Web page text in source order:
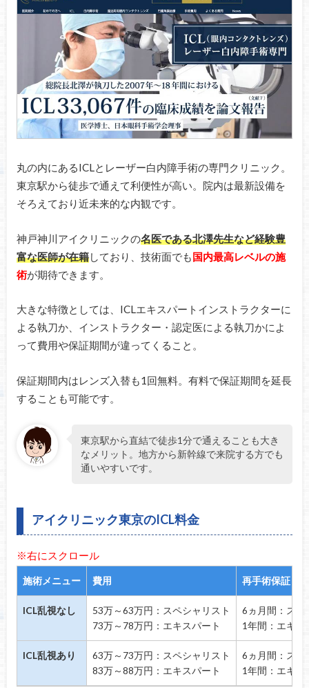
丸の内にあるICLとレーザー白内障手術の専門クリニック。
東京駅から徒歩で通えて利便性が高い。院内は最新設備を
そろえており近未来的な内観です。
神戸神川アイクリニックの名医である北澤先生など経験豊
富な医師が在籍しており、技術面でも国内最高レベルの施
術が期待できます。
大きな特徴としては、ICLエキスパートインストラクターに
よる執刀か、インストラクター・認定医による執刀かによ
って費用や保証期間が違ってくること。
保証期間内はレンズ入替も1回無料。有料で保証期間を延長
することも可能です。
東京駅から直結で徒歩1分で通えることも大き
なメリット。地方から新幹線で来院する方でも
通いやすいです。
アイクリニック東京のICL料金
※右にスクロール
施術メニュー 費用 再手術保証
ICL乱視なし
53万～63万円：スペシャリスト
73万～78万円：エキスパート
6ヵ月間：スペ
1年間：エキス
ICL乱視あり
63万～73万円：スペシャリスト
83万～88万円：エキスパート
6ヵ月間：スペ
1年間：エキス